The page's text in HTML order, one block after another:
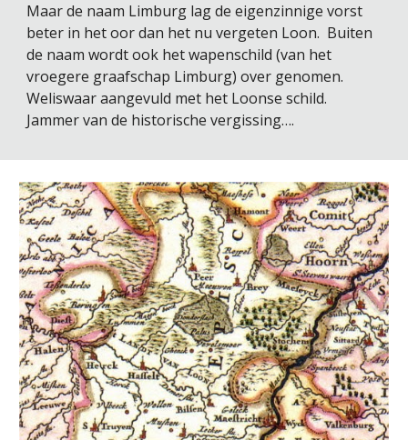
Maar de naam Limburg lag de eigenzinnige vorst
beter in het oor dan het nu vergeten Loon.  Buiten
de naam wordt ook het wapenschild (van het
vroegere graafschap Limburg) over genomen.
Weliswaar aangevuld met het Loonse schild.
Jammer van de historische vergissing….